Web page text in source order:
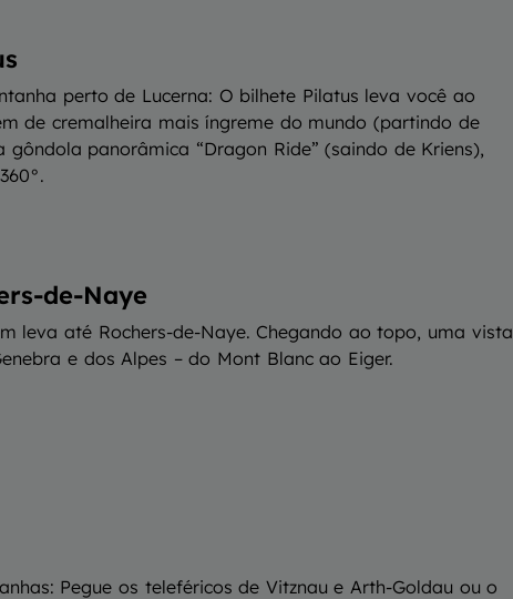
perto de Lucerna: O bilhete Pilatus leva você ao
de cremalheira mais íngreme do mundo (partindo de
gôndola panorâmica “Dragon Ride” (saindo de Kriens),
de-Naye
leva até Rochers-de-Naye. Chegando ao topo, uma vista
e dos Alpes – do Mont Blanc ao Eiger.
Pegue os teleféricos de Vitznau e Arth-Goldau ou o